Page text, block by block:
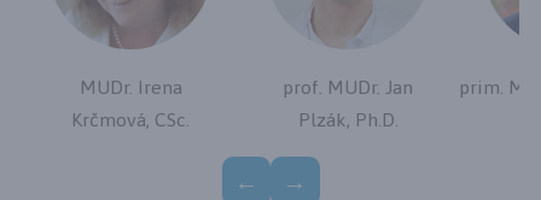
MUDr. Irena
Krčmová, CSc.
prof. MUDr. Jan
Plzák, Ph.D.
prim.